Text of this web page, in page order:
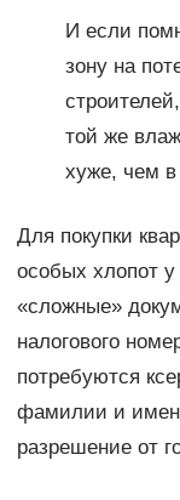
И если
зону на
той же
хуже, чем
Для покупки
особых хлопот
«сложные»
налогового
потребуются
фамилии и
разрешение от